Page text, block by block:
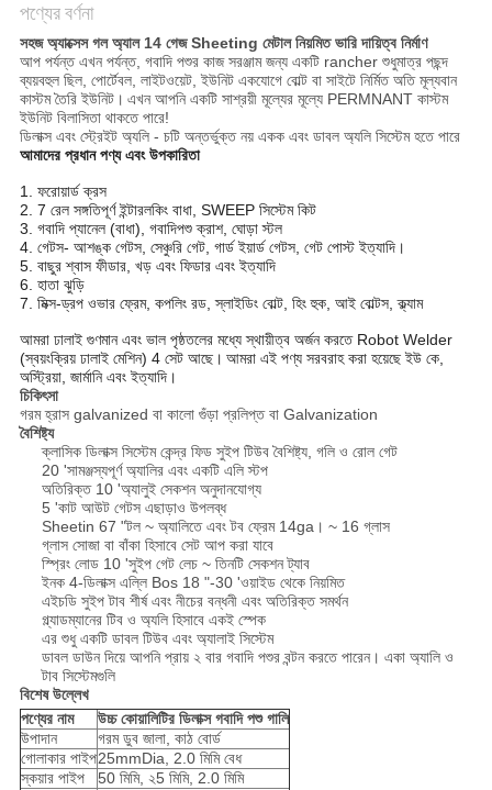
পণ্যের বর্ণনা
সহজ অ্যাক্সেস গল অ্যাল 14 গেজ Sheeting মেটাল নিয়মিত ভারি দায়িত্ব নির্মাণ
আপ পর্যন্ত এখন পর্যন্ত, গবাদি পশুর কাজ সরঞ্জাম জন্য একটি rancher শুধুমাত্র পছন্দ
ব্যয়বহুল ছিল, পোর্টেবল, লাইটওয়েট, ইউনিট একযোগে বোল্ট বা সাইটে নির্মিত অতি মূল্যবান
কাস্টম তৈরি ইউনিট। এখন আপনি একটি সাশ্রয়ী মূল্যের মূল্যে PERMNANT কাস্টম
ইউনিট বিলাসিতা থাকতে পারে!
ডিলাক্স এবং স্ট্রেইট অ্যলি - চটি অন্তর্ভুক্ত নয় একক এবং ডাবল অ্যলি সিস্টেম হতে পারে
আমাদের প্রধান পণ্য এবং উপকারিতা
1. ফরোয়ার্ড ক্রস
2. 7 রেল সঙ্গতিপূর্ণ ইন্টারলকিং বাধা, SWEEP সিস্টেম কিট
3. গবাদি প্যানেল (বাধা), গবাদিপশু ক্রাশ, ঘোড়া স্টল
4. গেটস- আশঙ্ক গেটস, সেঞ্চুরি গেট, গার্ড ইয়ার্ড গেটস, গেট পোস্ট ইত্যাদি।
5. বাছুর শ্বাস ফীডার, খড় এবং ফিডার এবং ইত্যাদি
6. হাতা ঝুড়ি
7. মিক্স-ড্রপ ওভার ফ্রেম, কপলিং রড, স্লাইডিং বোল্ট, হিং হুক, আই বোল্টস, ক্ল্যাম
আমরা ঢালাই গুণমান এবং ভাল পৃষ্ঠতলের মধ্যে স্থায়ীত্ব অর্জন করতে Robot Welder
(স্বয়ংক্রিয় ঢালাই মেশিন) 4 সেট আছে। আমরা এই পণ্য সরবরাহ করা হয়েছে ইউ কে,
অস্ট্রিয়া, জার্মানি এবং ইত্যাদি।
চিকিৎসা
গরম হ্রাস galvanized বা কালো গুঁড়া প্রলিপ্ত বা Galvanization
বৈশিষ্ট্য
ক্লাসিক ডিলাক্স সিস্টেম কেন্দ্র ফিড সুইপ টিউব বৈশিষ্ট্য, গলি ও রোল গেট
20 'সামঞ্জস্যপূর্ণ অ্যালির এবং একটি এলি স্টপ
অতিরিক্ত 10 'অ্যালুই সেকশন অনুদানযোগ্য
5 'কাট আউট গেটস এছাড়াও উপলব্ধ
Sheetin 67 "টল ~ অ্যালিতে এবং টব ফ্রেম 14ga। ~ 16 গ্লাস
গ্লাস সোজা বা বাঁকা হিসাবে সেট আপ করা যাবে
স্প্রিং লোড 10 'সুইপ গেট লেচ ~ তিনটি সেকশন ট্যাব
ইনক 4-ডিলাক্স এল্লি Bos 18 "-30 'ওয়াইড থেকে নিয়মিত
এইচডি সুইপ টাব শীর্ষ এবং নীচের বন্ধনী এবং অতিরিক্ত সমর্থন
গ্ল্যাডম্যানের টিব ও অ্যলি হিসাবে একই স্পেক
এর শুধু একটি ডাবল টিউব এবং অ্যালাই সিস্টেম
ডাবল ডাউন দিয়ে আপনি প্রায় ২ বার গবাদি পশুর বন্টন করতে পারেন। একা অ্যালি ও
টাব সিস্টেমগুলি
বিশেষ উল্লেখ
পণ্যের নাম
উচ্চ কোয়ালিটির ডিলাক্স গবাদি পশু গালি
উপাদান
গরম ডুব জালা, কাঠ বোর্ড
গোলাকার পাইপ25mmDia, 2.0 মিমি বেধ
স্কয়ার পাইপ
50 মিমি, ২5 মিমি, 2.0 মিমি